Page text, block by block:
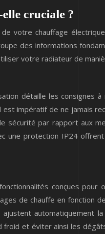
cruciale ?
de votre chauffage
des informations
votre radiateur de
détaille les
impératif de ne jamais
par rapport aux
une protection IP24
conçues
de chauffe en fonction
et éviter ainsi les